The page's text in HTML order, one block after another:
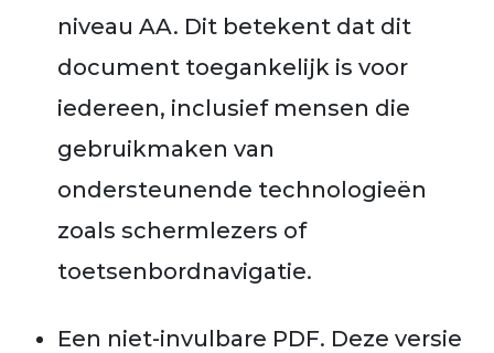
niveau AA. Dit betekent dat dit
document toegankelijk is voor
iedereen, inclusief mensen die
gebruikmaken van
ondersteunende technologieën
zoals schermlezers of
toetsenbordnavigatie.
Een niet-invulbare PDF. Deze versie